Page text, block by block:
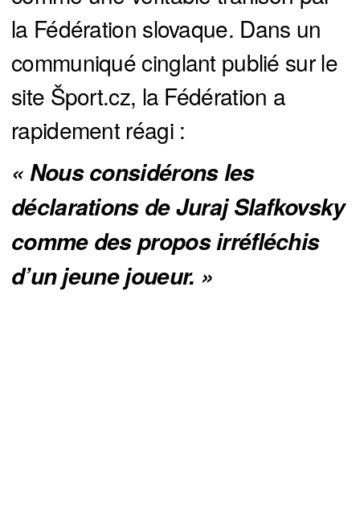
la Fédération slovaque. Dans un
communiqué cinglant publié sur le
site Šport.cz, la Fédération a
rapidement réagi :
« Nous considérons les
déclarations de Juraj Slafkovsky
comme des propos irréfléchis
d’un jeune joueur. »